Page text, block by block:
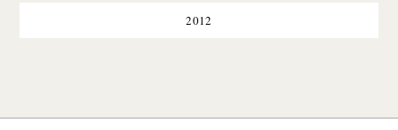
2012